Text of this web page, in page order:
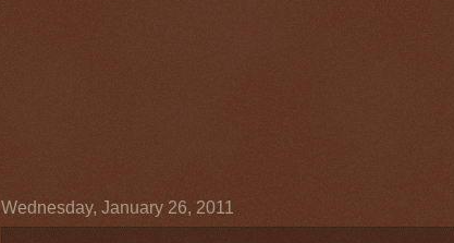
Wednesday, January 26, 2011